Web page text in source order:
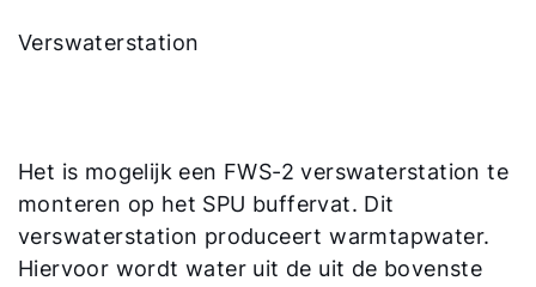
Verswaterstation
Het is mogelijk een FWS-2 verswaterstation te
monteren op het SPU buffervat. Dit
verswaterstation produceert warmtapwater.
Hiervoor wordt water uit de uit de bovenste